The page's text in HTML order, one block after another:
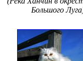
Большого